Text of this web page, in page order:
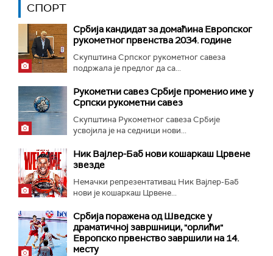
СПОРТ
Србија кандидат за домаћина Европског
рукометног првенства 2034. године
Скупштина Српског рукометног савеза
подржала је предлог да са...
Рукометни савез Србије променио име у
Српски рукометни савез
Скупштина Рукометног савеза Србије
усвојила је на седници нови...
Ник Вајлер-Баб нови кошаркаш Црвене
звезде
Немачки репрезентативац Ник Вајлер-Баб
нови је кошаркаш Црвене...
Србија поражена од Шведске у
драматичној завршници, "орлићи"
Европско првенство завршили на 14.
месту